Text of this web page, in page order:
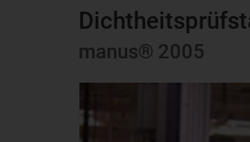
manus® 2005